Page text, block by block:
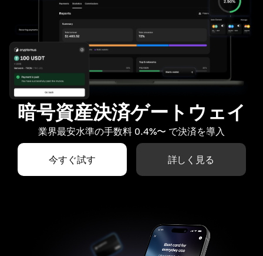
暗号資産決済ゲートウェイ
業界最安水準の手数料 0.4%〜 で決済を導入
今すぐ試す 詳しく見る